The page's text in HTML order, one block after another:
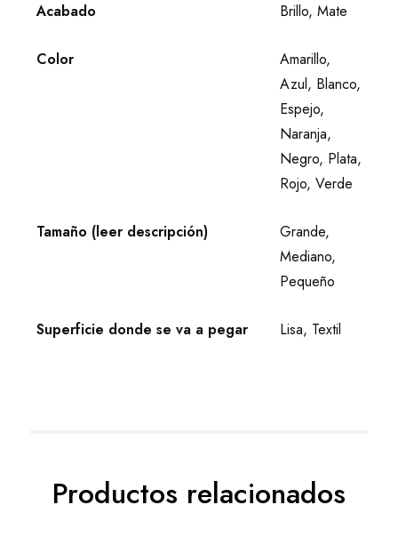
Acabado Brillo, Mate
Color
Amarillo,
Azul, Blanco,
Espejo,
Naranja,
Negro, Plata,
Rojo, Verde
Tamaño (leer descripción)
Grande,
Mediano,
Pequeño
Superficie donde se va a pegar Lisa, Textil
Productos relacionados